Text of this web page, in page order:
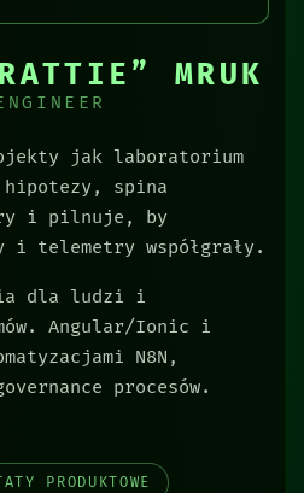
MRUK
jak laboratorium
spina
i pilnuje, by
i telemetry współgrały.
dla ludzi i
Angular/Ionic i
N8N,
procesów.
PRODUKTOWE